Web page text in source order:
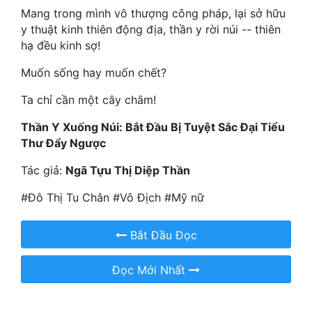
Khoa Huyễn
Khoa Huyễn Không Gian
Kỳ Ảo
Linh Dị
Làm Giàu
Mưu Mô
Mạt Thế
Mang trong mình vô thượng công pháp, lại sở hữu
y thuật kinh thiên động địa, thần y rời núi -- thiên
hạ đều kinh sợ!
Muốn sống hay muốn chết?
Ta chỉ cần một cây châm!
Thần Y Xuống Núi: Bắt Đầu Bị Tuyệt Sắc Đại Tiểu
Thư Đẩy Ngược
Tác giả: Ngã Tựu Thị Diệp Thần
#Đô Thị Tu Chân #Vô Địch #Mỹ nữ
Bắt Đầu Đọc
Đọc Mới Nhất